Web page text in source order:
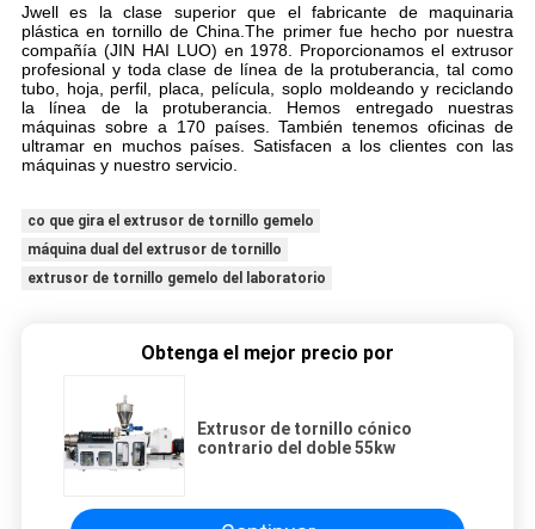
Jwell es la clase superior que el fabricante de maquinaria
plástica en tornillo de China.The primer fue hecho por nuestra
compañía (JIN HAI LUO) en 1978. Proporcionamos el extrusor
profesional y toda clase de línea de la protuberancia, tal como
tubo, hoja, perfil, placa, película, soplo moldeando y reciclando
la línea de la protuberancia. Hemos entregado nuestras
máquinas sobre a 170 países. También tenemos oficinas de
ultramar en muchos países. Satisfacen a los clientes con las
máquinas y nuestro servicio.
co que gira el extrusor de tornillo gemelo
máquina dual del extrusor de tornillo
extrusor de tornillo gemelo del laboratorio
Obtenga el mejor precio por
Extrusor de tornillo cónico
contrario del doble 55kw